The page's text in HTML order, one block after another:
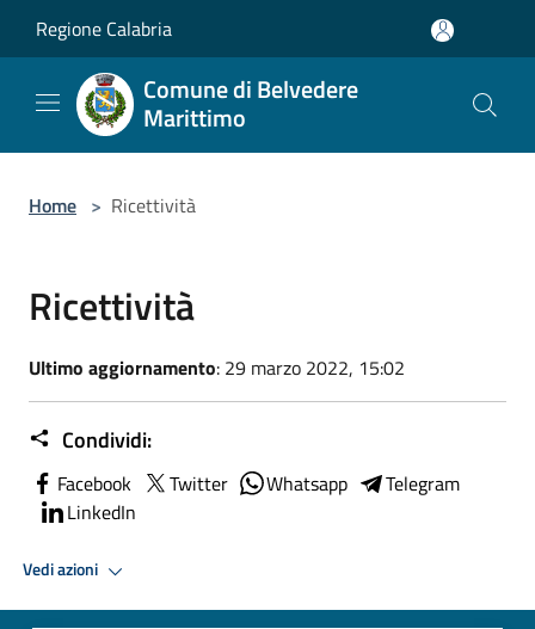
Regione Calabria
Comune di Belvedere
Marittimo
Home > Ricettività
Ricettività
Ultimo aggiornamento: 29 marzo 2022, 15:02
Condividi:
Facebook Twitter Whatsapp
Telegram
LinkedIn
Vedi azioni